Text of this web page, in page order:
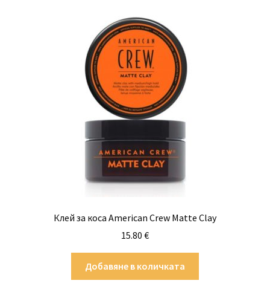
Клей за коса American Crew Matte Clay
15.80 €
Добавяне в количката